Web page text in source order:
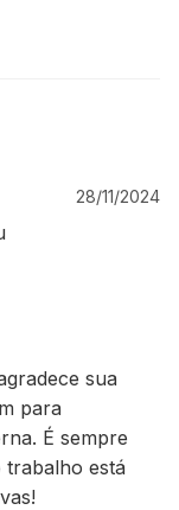
28/11/2024
sua
para
É sempre
trabalho está